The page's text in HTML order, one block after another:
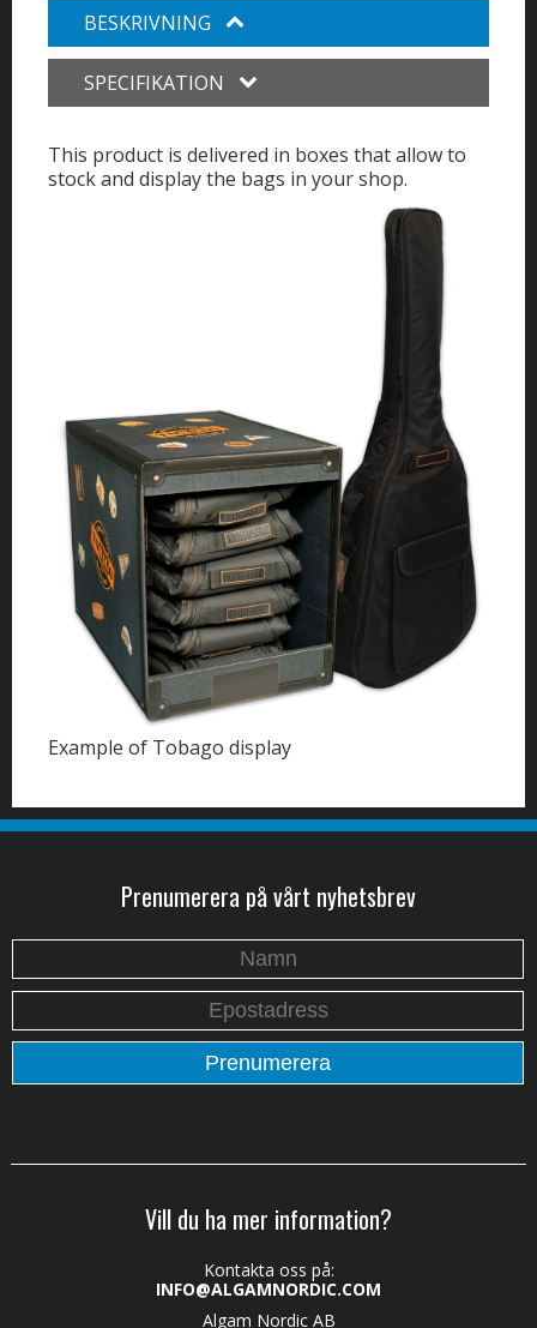
BESKRIVNING
SPECIFIKATION
This product is delivered in boxes that allow to
stock and display the bags in your shop.
Example of Tobago display
Prenumerera på vårt nyhetsbrev
Vill du ha mer information?
Kontakta oss på:
INFO@ALGAMNORDIC.COM
Algam Nordic AB